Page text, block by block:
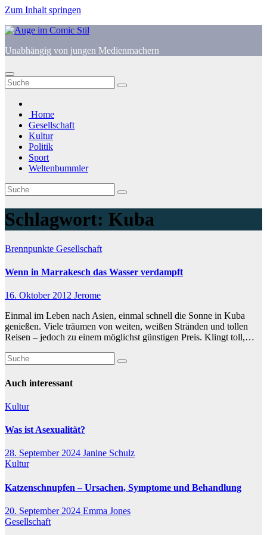
Zum Inhalt springen
Unabhängig von jungen Medienmachern
Home
Gesellschaft
Kultur
Politik
Sport
Weltenbummler
Schlagwort: Kuba
Brennpunkte Gesellschaft
Wenn in Marrakesch das Wasser verdampft
16. Oktober 2012 Jerome
Einmal im Leben nach Asien, einmal schnell die Sonne in Kuba
genießen. Viele träumen von weiten, weißen Stränden und tollen
Reisen – jedoch zu einem möglichst günstigen Preis. Klingt toll,…
Auch interessant
Kultur
Was ist Asexualität?
28. September 2024 Janine Schulz
Kultur
Katzenschnupfen – Ursachen, Symptome und Behandlung
20. September 2024 Emma Jones
Gesellschaft